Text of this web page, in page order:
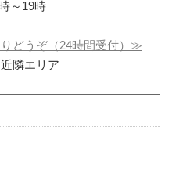
19時
どうぞ（24時間受付）≫
隣エリア